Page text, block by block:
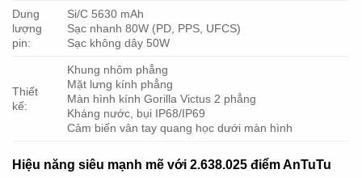
Dung
lượng
pin:
Si/C 5630 mAh
Sạc nhanh 80W (PD, PPS, UFCS)
Sạc không dây 50W
Thiết
kế:
Khung nhôm phẳng
Mặt lưng kính phẳng
Màn hình kính Gorilla Victus 2 phẳng
Kháng nước, bụi IP68/IP69
Cảm biến vân tay quang học dưới màn hình
Hiệu năng siêu mạnh mẽ với 2.638.025 điểm AnTuTu